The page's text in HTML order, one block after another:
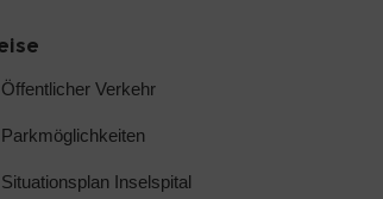
Öffentlicher Verkehr
Parkmöglichkeiten
Situationsplan Inselspital